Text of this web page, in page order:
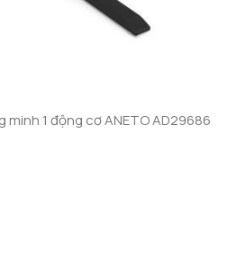
minh 1 động cơ ANETO AD29686